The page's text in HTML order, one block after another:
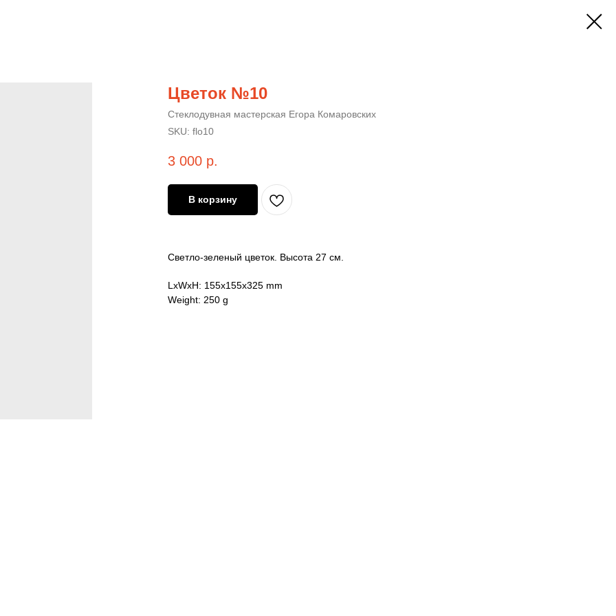
Цветок №10
Стеклодувная мастерская Егора Комаровских
SKU: flo10
3 000 р.
В корзину
Светло-зеленый цветок. Высота 27 см.
LxWxH: 155x155x325 mm
Weight: 250 g